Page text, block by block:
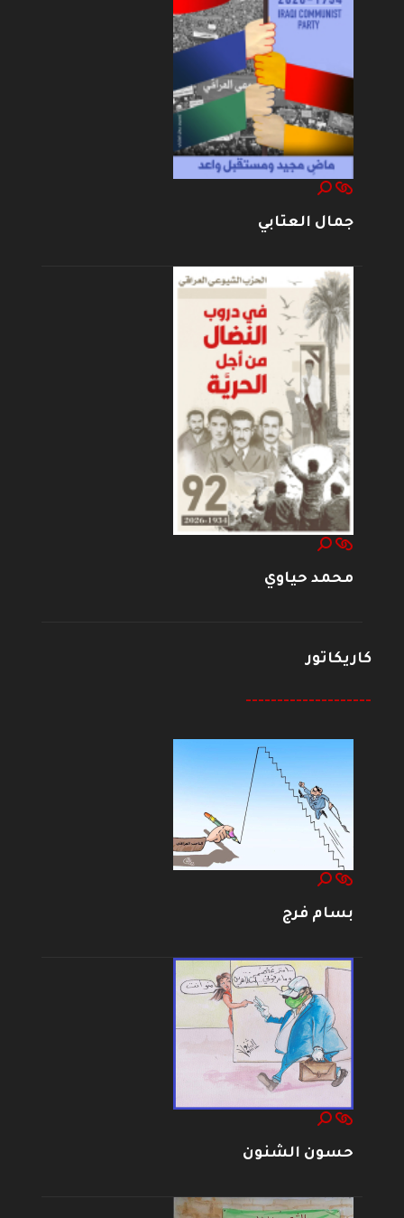
جمال العتابي
محمد حياوي
كاريكاتور
--------------------
بسام فرج
حسون الشنون